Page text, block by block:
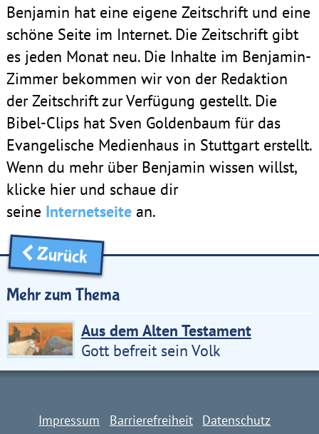
Benjamin hat eine eigene Zeitschrift und eine
schöne Seite im Internet. Die Zeitschrift gibt
es jeden Monat neu. Die Inhalte im Benjamin-
Zimmer bekommen wir von der Redaktion
der Zeitschrift zur Verfügung gestellt. Die
Bibel-Clips hat Sven Goldenbaum für das
Evangelische Medienhaus in Stuttgart erstellt.
Wenn du mehr über Benjamin wissen willst,
klicke hier und schaue dir
seine Internetseitean.
Zurück
Mehr zum Thema
Aus dem Alten Testament
Gott befreit sein Volk
Impressum Barrierefreiheit
Datenschutz